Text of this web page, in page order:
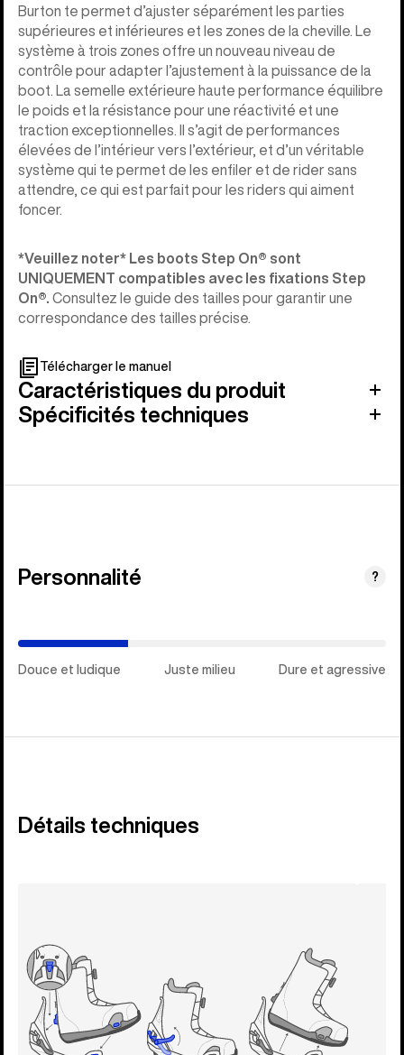
Burton te permet d’ajuster séparément les parties
supérieures et inférieures et les zones de la cheville. Le
système à trois zones offre un nouveau niveau de
contrôle pour adapter l’ajustement à la puissance de la
boot. La semelle extérieure haute performance équilibre
le poids et la résistance pour une réactivité et une
traction exceptionnelles. Il s’agit de performances
élevées de l’intérieur vers l’extérieur, et d’un véritable
système qui te permet de les enfiler et de rider sans
attendre, ce qui est parfait pour les riders qui aiment
foncer.
*Veuillez noter* Les boots Step On®︎ sont
UNIQUEMENT compatibles avec les fixations Step
On®︎. Consultez le guide des tailles pour garantir une
correspondance des tailles précise.
Télécharger le manuel
Caractéristiques du produit
Spécificités techniques
Personnalité ?
Douce et ludique Juste milieu Dure et agressive
Détails techniques